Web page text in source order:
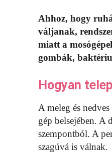
Ahhoz, hogy
váljanak,
miatt a
gombák,
Hogyan
A meleg és
gép belsejében. A
szempontból. A
szagúvá is válnak.